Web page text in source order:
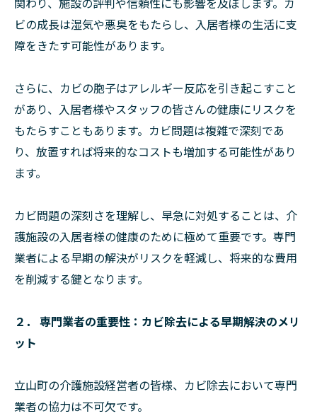
ビの成長は湿気や悪臭をもたらし、入居者様の生活に支
障をきたす可能性があります。
さらに、カビの胞子はアレルギー反応を引き起こすこと
があり、入居者様やスタッフの皆さんの健康にリスクを
もたらすこともあります。カビ問題は複雑で深刻であ
り、放置すれば将来的なコストも増加する可能性があり
ます。
カビ問題の深刻さを理解し、早急に対処することは、介
護施設の入居者様の健康のために極めて重要です。専門
業者による早期の解決がリスクを軽減し、将来的な費用
を削減する鍵となります。
２． 専門業者の重要性：カビ除去による早期解決のメリ
ット
立山町の介護施設経営者の皆様、カビ除去において専門
業者の協力は不可欠です。